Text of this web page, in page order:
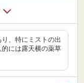
、特にミストの出
には露天横の薬草